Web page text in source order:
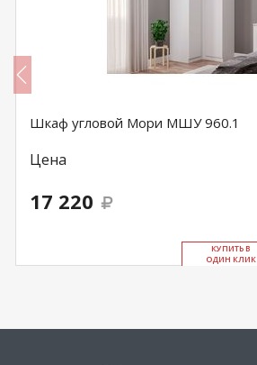
Шкаф угловой Мори МШУ 960.1
Цена
17 220
КУ­ПИТЬ В
ОДИН КЛИК